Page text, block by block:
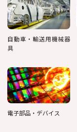
自動車・輸送用機械器
具
電子部品・デバイス